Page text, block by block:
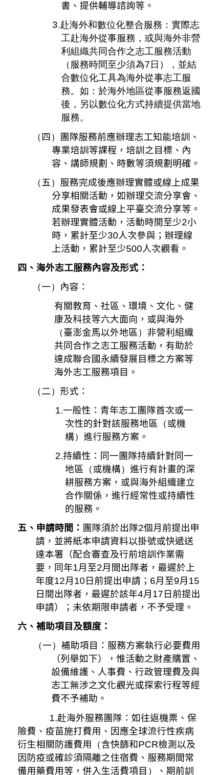
書、提供輔導諮詢等。
3.赴海外和數位化整合服務：實際志
工赴海外從事服務，或與海外非營
利組織共同合作之志工服務活動
（ 服務時間至少須為7 日 ）
，並結
合數位化工具為海外從事志工服
務。如：於海外地區從事服務返國
後，另以數位化方式持續提供當地
服務。
（四 ）
團隊服務前應辦理志工知能培訓、
專業培訓等課程，培訓之目標、內
容、講師規劃、時數等須規劃明確。
（ 五 ） 服務完成後應辦理實體或線上成果
分享相關活動，如辦理交流分享會、
成果發表會或線上平臺交流分享等。
若辦理實體活動，活動時間至少2小
時，累計至少30人次參與；辦理線
上活動，累計至少500人次觀看。
四、海外志工服務內容及形式：
（一） 內容：
有關教育、社區、環境、文化、健
康及科技等六大面向，或與海外
（臺澎金馬以外地區 ） 非營利組織
共同合作之志工服務活動，有助於
達成聯合國永續發展目標之方案等
海外志工服務項目。
（二）形式：
1.一般性：青年志工團隊首次或一
次性的針對該服務地區 （或機
構） 進行服務方案。
2.持續性：同一團隊持續針對同一
地區 （或機構） 進行有計畫的深
耕服務方案，或與海外組織建立
合作關係，進行經常性或持續性
的服務。
五、申請時間： 團隊須於出隊2個月前提出申
請，並將紙本申請資料以掛號或快遞送
達本署（配合審查及行前培訓作業需
要，同年1月至2月間出隊者，最遲於上
年度12月 10 日前提出申請； 6月至9月 15
日間出隊者，最遲於該年4月 17 日前提出
申請）；未依期限申請者，不予受理。
六、補助項目及額度：
（一） 補助項目：服務方案執行必要費用
（列舉如下），惟活動之財產購置、
設備維護、人事費、行政管理費及與
志工無涉之文化觀光或探索行程等經
費不予補助。
1.赴海外服務團隊：如往返機票、保
險費、疫苗施打費用、因應全球流行性疾病
衍生相關防護費用 （含快篩和PCR檢測以及
因防疫或確診須隔離之住宿費、服務期間常
備用藥費用等，併入生活費項目 ） 、期前訓